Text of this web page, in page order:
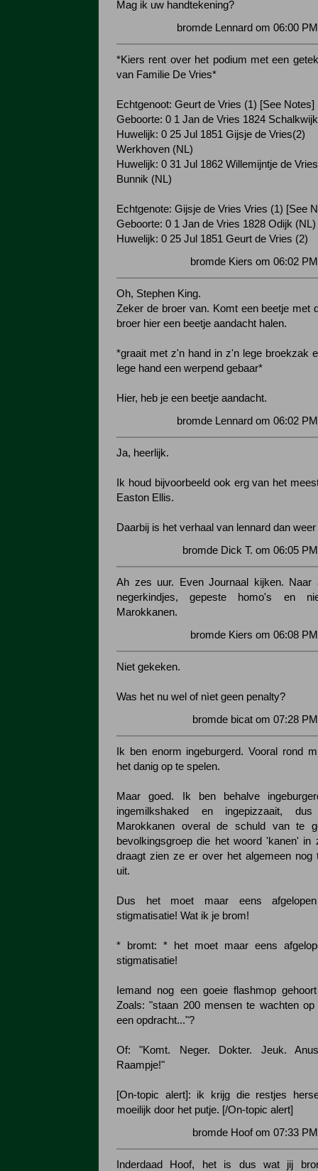
Mag ik uw handtekening?
bromde Lennard om 06:00
*Kiers rent over het podium met een
van Familie De Vries*
Echtgenoot: Geurt de Vries (1) [See Notes]
Geboorte: 0 1 Jan de Vries 1824
Huwelijk: 0 25 Jul 1851 Gijsje de Vries(2)
Werkhoven (NL)
Huwelijk: 0 31 Jul 1862 Willemijntje de
Bunnik (NL)
Echtgenote: Gijsje de Vries Vries (1) [See
Geboorte: 0 1 Jan de Vries 1828 Odijk (NL)
Huwelijk: 0 25 Jul 1851 Geurt de Vries (2)
bromde Kiers om 06:02
Oh, Stephen King.
Zeker de broer van. Komt een beetje met
broer hier een beetje aandacht halen.
*graait met z'n hand in z'n lege broekzak
lege hand een werpend gebaar*
Hier, heb je een beetje aandacht.
bromde Lennard om 06:02
Ja, heerlijk.
Ik houd bijvoorbeeld ook erg van het
Easton Ellis.
Daarbij is het verhaal van lennard dan
bromde Dick T. om 06:05
Ah zes uur. Even Journaal kijken. Naar
negerkindjes, gepeste homo's en
Marokkanen.
bromde Kiers om 06:08
Niet gekeken.
Was het nu wel of nìet geen penalty?
bromde bicat om 07:28
Ik ben enorm ingeburgerd. Vooral rond
het danig op te spelen.
Maar goed. Ik ben behalve
ingemilkshaked en ingepizzaait,
Marokkanen overal de schuld van te
bevolkingsgroep die het woord 'kanen' in
draagt zien ze er over het algemeen nog
uit.
Dus het moet maar eens
stigmatisatie! Wat ik je brom!
* bromt: * het moet maar eens
stigmatisatie!
Iemand nog een goeie flashmop
Zoals: "staan 200 mensen te wachten op
een opdracht..."?
Of: "Komt. Neger. Dokter. Jeuk.
Raampje!"
[On-topic alert]: ik krijg die restjes
moeilijk door het putje. [/On-topic alert]
bromde Hoof om 07:33
Inderdaad Hoof, het is dus wat jij